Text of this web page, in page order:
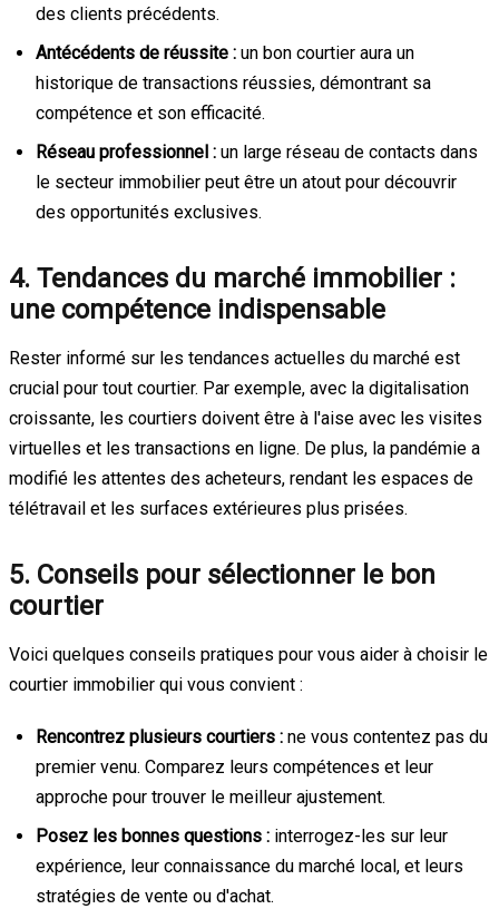
des clients précédents.
Antécédents de réussite : un bon courtier aura un
historique de transactions réussies, démontrant sa
compétence et son efficacité.
Réseau professionnel : un large réseau de contacts dans
le secteur immobilier peut être un atout pour découvrir
des opportunités exclusives.
4. Tendances du marché immobilier :
une compétence indispensable
Rester informé sur les tendances actuelles du marché est
crucial pour tout courtier. Par exemple, avec la digitalisation
croissante, les courtiers doivent être à l'aise avec les visites
virtuelles et les transactions en ligne. De plus, la pandémie a
modifié les attentes des acheteurs, rendant les espaces de
télétravail et les surfaces extérieures plus prisées.
5. Conseils pour sélectionner le bon
courtier
Voici quelques conseils pratiques pour vous aider à choisir le
courtier immobilier qui vous convient :
Rencontrez plusieurs courtiers : ne vous contentez pas du
premier venu. Comparez leurs compétences et leur
approche pour trouver le meilleur ajustement.
Posez les bonnes questions : interrogez-les sur leur
expérience, leur connaissance du marché local, et leurs
stratégies de vente ou d'achat.